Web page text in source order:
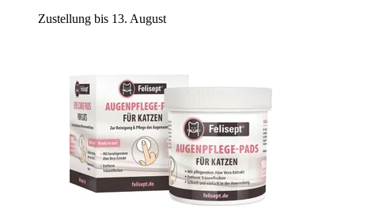
Zustellung bis 13. August